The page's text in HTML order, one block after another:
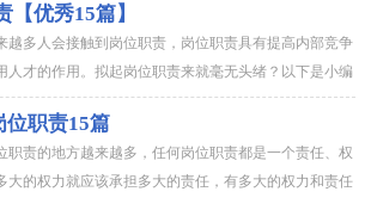
【优秀15篇】
越多人会接触到岗位职责，岗位职责具有提高内部竞争
人才的作用。拟起岗位职责来就毫无头绪？以下是小编
位职责，欢迎阅读与收藏。学校财务岗位职...
职责15篇
职责的地方越来越多，任何岗位职责都是一个责任、权
大的权力就应该承担多大的责任，有多大的权力和责任